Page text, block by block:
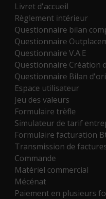
Livret d'accueil
Règlement intérieur
Questionnaire bilan
Questionnaire
Questionnaire V.A.E
Questionnaire Création
Questionnaire Bilan
Espace utilisateur
Jeu des valeurs
Formulaire trèfle
Simulateur de tarif
Formulaire facturation
Transmission de
Commande
Matériel commercial
Mécénat
Paiement en plusieurs